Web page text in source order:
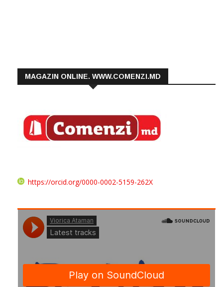
MAGAZIN ONLINE. WWW.COMENZI.MD
https://orcid.org/0000-0002-5159-262X